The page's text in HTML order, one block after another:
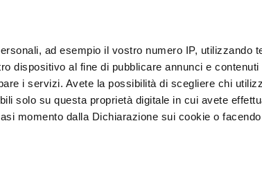
ad esempio il vostro numero IP, utilizzando
dispositivo al fine di pubblicare annunci e
i servizi. Avete la possibilità di scegliere chi
solo su questa proprietà digitale in cui avete
momento dalla Dichiarazione sui cookie o
Snelkoeler
Presentatie en
Verkoop